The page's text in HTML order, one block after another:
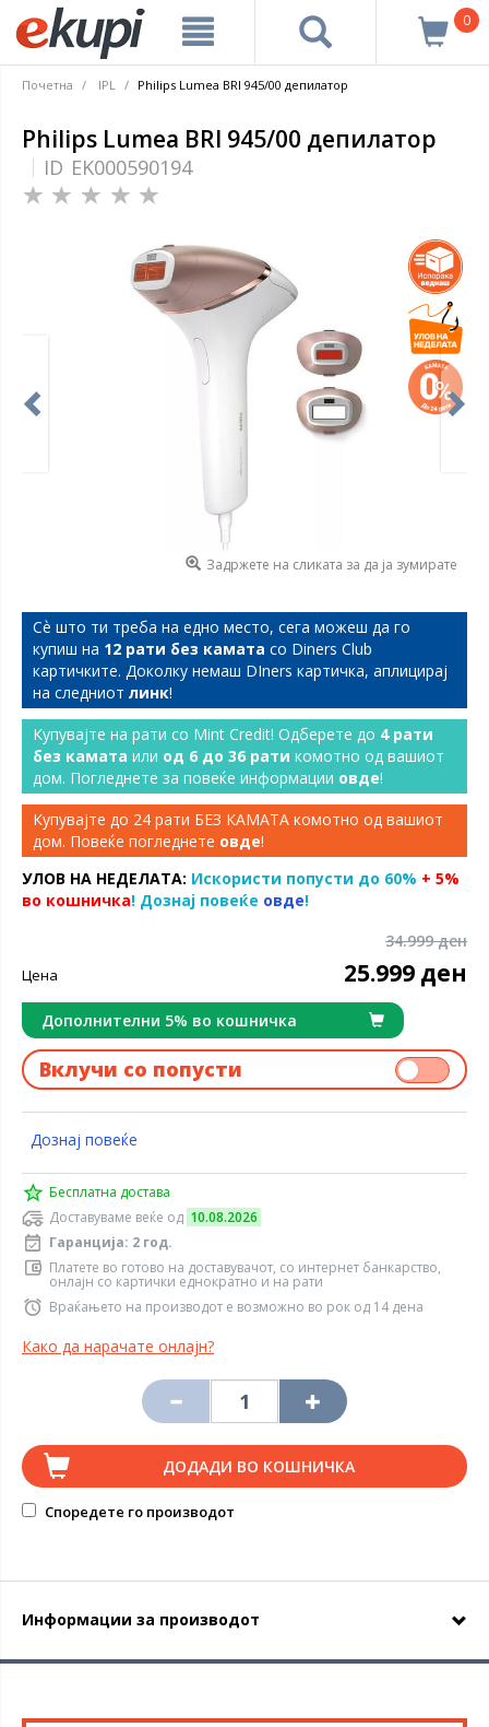
0
Почетна IPL Philips Lumea BRI 945/00 депилатор
Philips Lumea BRI 945/00 депилатор
ID EK000590194
Задржете на сликата за да ја зумирате
Сѐ што ти треба на едно место, сега можеш да го
купиш на 12 рати без камата со Diners Club
картичките. Доколку немаш DIners картичка, аплицирај
на следниот линк!
Купувајте на рати со Mint Credit! Одберете до 4 рати
без камата или од 6 до 36 рати комотно од вашиот
дом. Погледнете за повеќе информации овде!
Купувајте до 24 рати БЕЗ КАМАТА комотно од вашиот
дом. Повеќе погледнете овде!
УЛОВ НА НЕДЕЛАТА: Искористи попусти до 60% + 5%
во кошничка! Дознај повеќе овде!
34.999 ден
Цена 25.999 ден
Дополнителни 5% во кошничка
Вклучи со попусти
Дознај повеќе
Бесплатна достава
Доставуваме веќе од 10.08.2026
Гаранција: 2 год.
Платете во готово на доставувачот, со интернет банкарство,
онлајн со картички еднократно и на рати
Враќањето на производот е возможно во рок од 14 дена
Како да нарачате онлајн?
ДОДАДИ ВО КОШНИЧКА
Споредете го производот
Информации за производот